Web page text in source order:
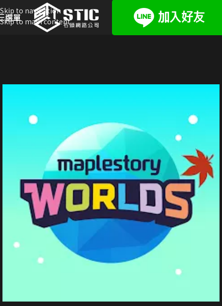
Skip to navigation
Skip to main content
選單